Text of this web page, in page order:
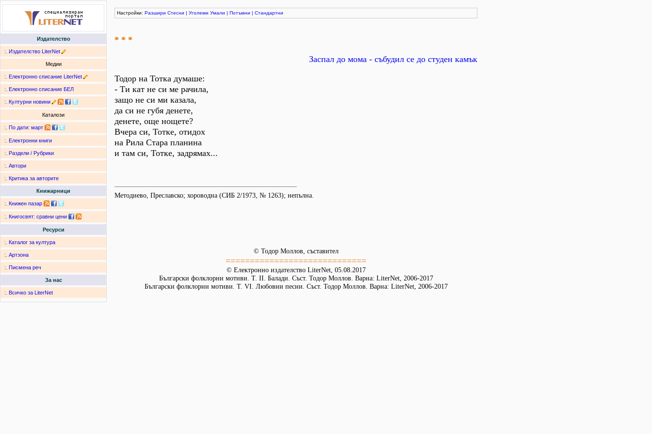
Издателство
:. Издателство LiterNet
Медии
:. Електронно списание LiterNet
:. Електронно списание БЕЛ
:. Културни новини
Каталози
:. По дати: март
:. Електронни книги
:. Раздели / Рубрики
:. Автори
:. Критика за авторите
Книжарници
:. Книжен пазар
:. Книгосвят: сравни цени
Ресурси
:. Каталог за култура
:. Артзона
:. Писмена реч
За нас
:. Всичко за LiterNet
Настройки: Разшири Стесни | Уголеми Умали | Потъмни | Стандартни
* * *
Заспал до мома - събудил се до студен камък
Тодор на Тотка думаше:
- Ти кат не си ме рачила,
защо не си ми казала,
да си не губя денете,
денете, още нощете?
Вчера си, Тотке, отидох
на Рила Стара планина
и там си, Тотке, задрямах...
Методиево, Преславско; хороводна (СИБ 2/1973, № 1263); непълна.
© Тодор Моллов, съставител
=============================
© Електронно издателство LiterNet, 05.08.2017
Български фолклорни мотиви. Т. ІІ. Балади. Съст. Тодор Моллов. Варна: LiterNet, 2006-2017
Български фолклорни мотиви. Т. VІ. Любовни песни. Съст. Тодор Моллов. Варна: LiterNet, 2006-2017